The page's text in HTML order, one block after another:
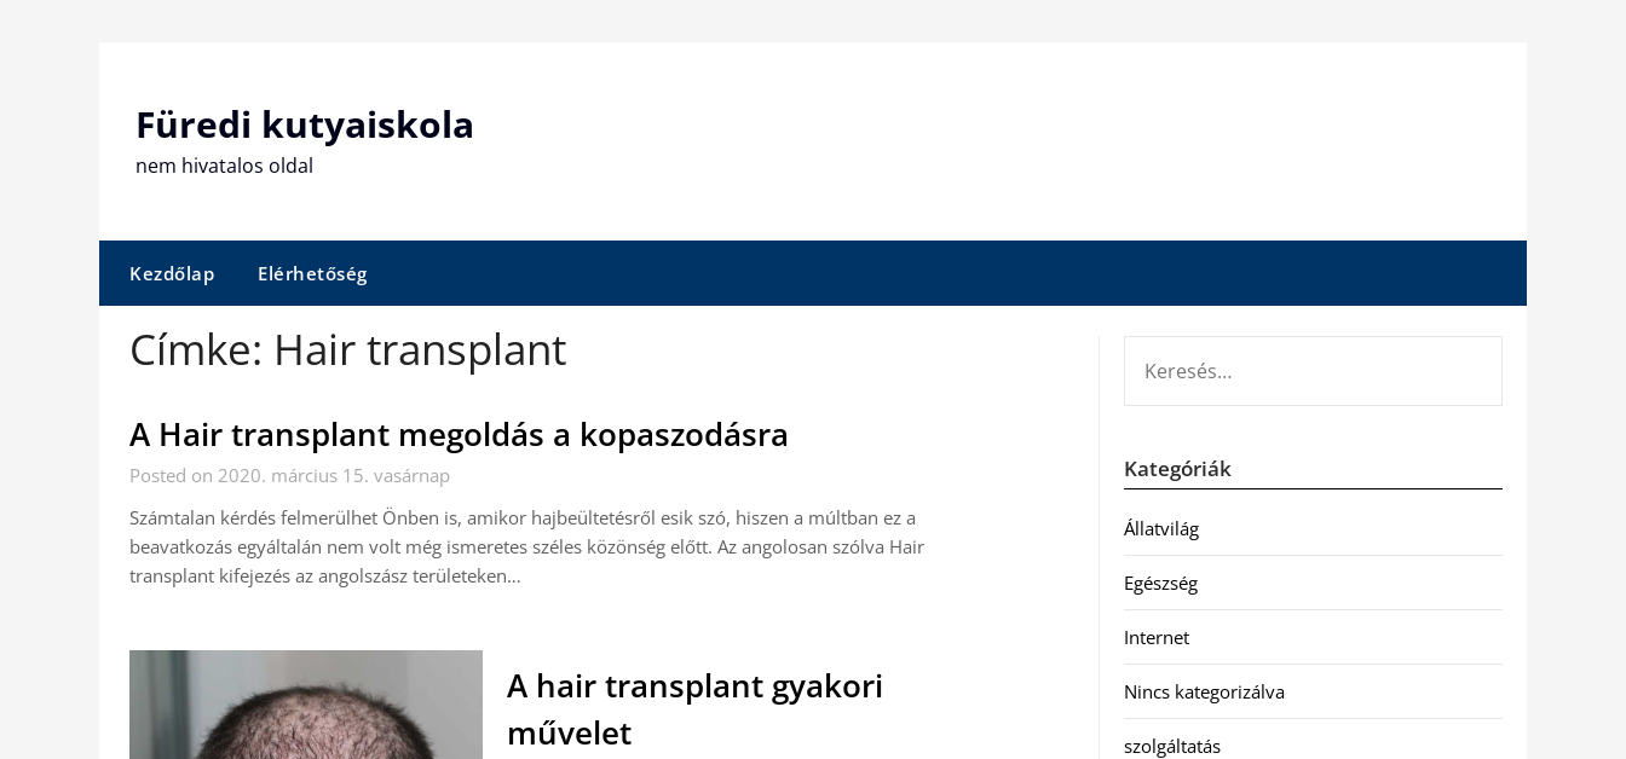
Füredi kutyaiskola
nem hivatalos oldal
Kezdőlap Elérhetőség
Címke: Hair transplant
A Hair transplant megoldás a kopaszodásra
Posted on 2020. március 15. vasárnap
Számtalan kérdés felmerülhet Önben is, amikor hajbeültetésről esik szó, hiszen a múltban ez a
beavatkozás egyáltalán nem volt még ismeretes széles közönség előtt. Az angolosan szólva Hair
transplant kifejezés az angolszász területeken…
A hair transplant gyakori
művelet
Kategóriák
Állatvilág
Egészség
Internet
Nincs kategorizálva
szolgáltatás